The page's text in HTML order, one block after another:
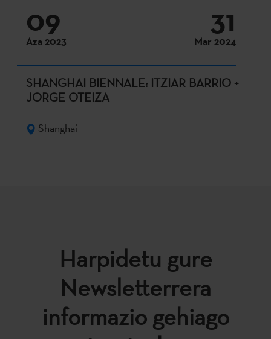
09
Aza 2023
31
Mar 2024
SHANGHAI BIENNALE: ITZIAR BARRIO +
JORGE OTEIZA
Shanghai
Harpidetu gure
Newsletterrera
informazio gehiago